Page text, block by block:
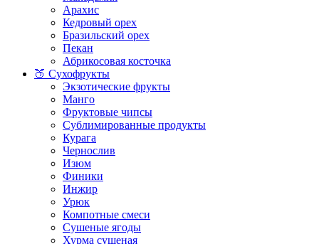
Арахис
Кедровый орех
Бразильский орех
Пекан
Абрикосовая косточка
🍑 Сухофрукты
Экзотические фрукты
Манго
Фруктовые чипсы
Сублимированные продукты
Курага
Чернослив
Изюм
Финики
Инжир
Урюк
Компотные смеси
Сушеные ягоды
Хурма сушеная